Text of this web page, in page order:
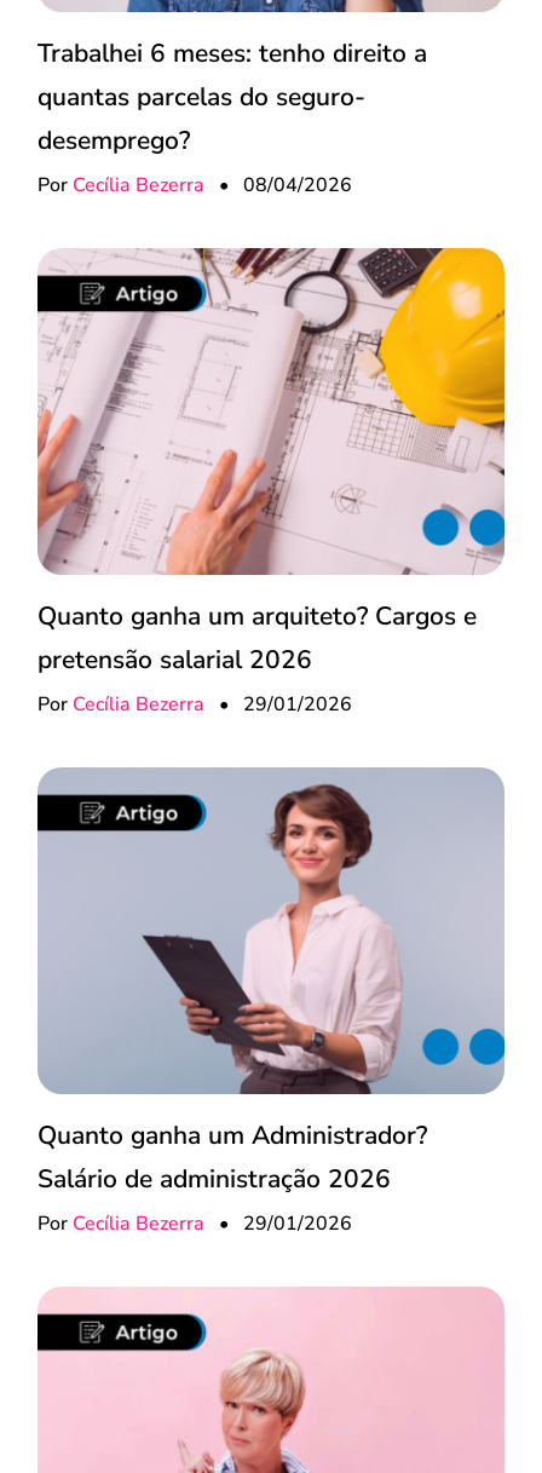
Trabalhei 6 meses: tenho direito a
quantas parcelas do seguro-
desemprego?
Por Cecília Bezerra • 08/04/2026
Quanto ganha um arquiteto? Cargos e
pretensão salarial 2026
Por Cecília Bezerra • 29/01/2026
Quanto ganha um Administrador?
Salário de administração 2026
Por Cecília Bezerra • 29/01/2026